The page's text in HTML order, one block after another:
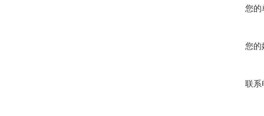
您的
您的
联系